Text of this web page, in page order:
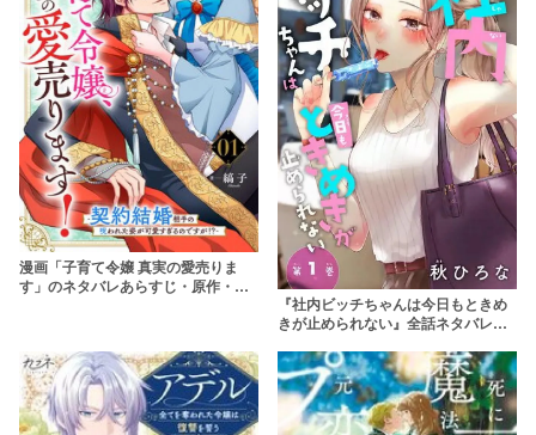
漫画「子育て令嬢 真実の愛売りま
す」のネタバレあらすじ・原作・無
『社内ビッチちゃんは今日もときめ
きが止められない』全話ネタバレあ
を使わずに安全に読もう